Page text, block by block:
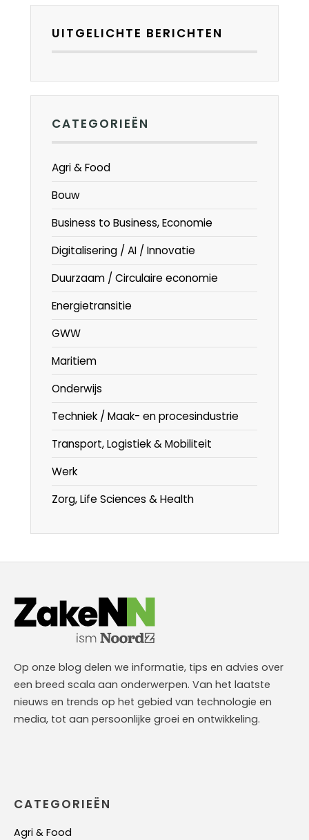
UITGELICHTE BERICHTEN
CATEGORIEËN
Agri & Food
Bouw
Business to Business, Economie
Digitalisering / AI / Innovatie
Duurzaam / Circulaire economie
Energietransitie
GWW
Maritiem
Onderwijs
Techniek / Maak- en procesindustrie
Transport, Logistiek & Mobiliteit
Werk
Zorg, Life Sciences & Health
Op onze blog delen we informatie, tips en advies over
een breed scala aan onderwerpen. Van het laatste
nieuws en trends op het gebied van technologie en
media, tot aan persoonlijke groei en ontwikkeling.
CATEGORIEËN
Agri & Food